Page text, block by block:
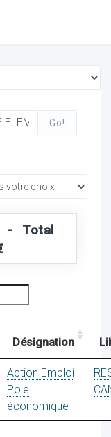
Go!
- Total
Désignation
Action Emploi
Pole
économique